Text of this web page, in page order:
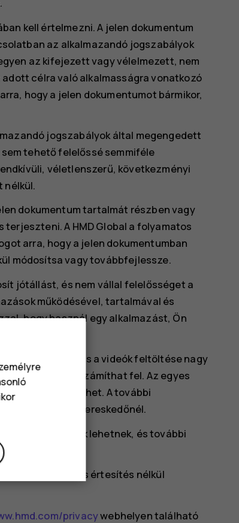
kell értelmezni. A jelen dokumentum
az alkalmazandó jogszabályok
az kifejezett vagy vélelmezett, nem
célra való alkalmasságra vonatkozó
hogy a jelen dokumentumot bármikor,
jogszabályok által megengedett
tehető felelőssé semmiféle
véletlenszerű, következményi
nélkül.
dokumentum tartalmát részben vagy
A HMD Global a folyamatos
arra, hogy a jelen dokumentumban
módosítsa vagy továbbfejlessze.
jótállást, és nem vállal felelősséget a
működésével, tartalmával és
hogy használ egy alkalmazást, Ön
illetve a képek és a videók feltöltése nagy
díjat számíthat fel. Az egyes
eltérő lehet. A további
a helyi márkakereskedőnél.
hálózatfüggőek lehetnek, és további
előzetes értesítés nélkül
privacywebhelyen található